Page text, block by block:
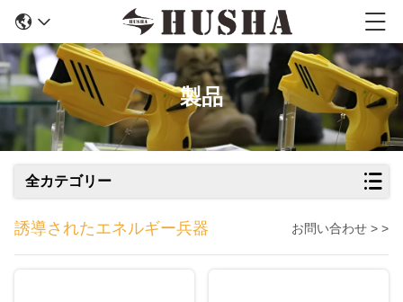
製品
全カテゴリー
誘導されたエネルギー兵器 お問い合わせ > >